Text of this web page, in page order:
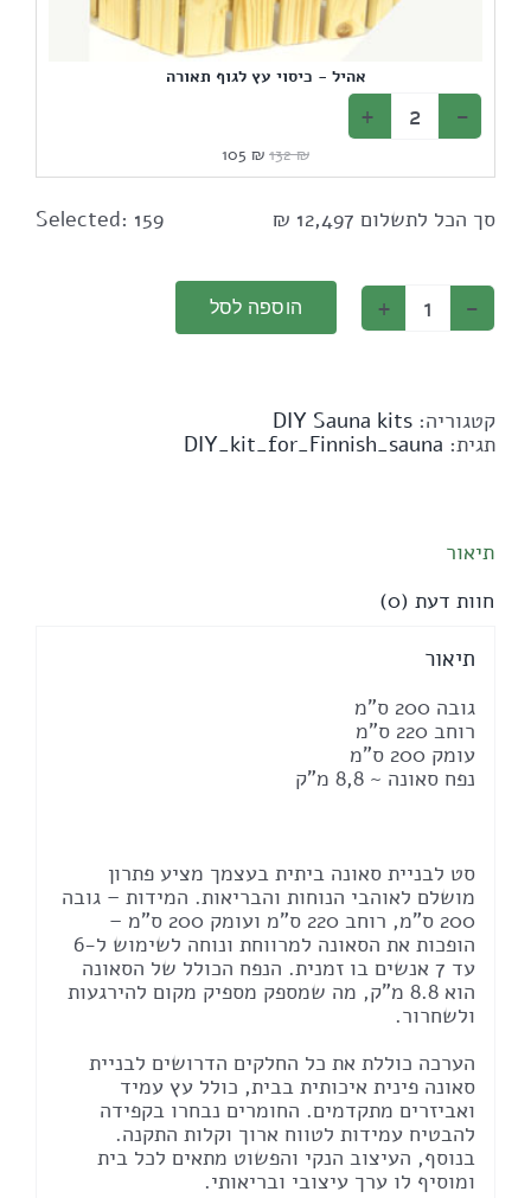
אהיל - כיסוי עץ לגוף תאורה
132₪
המחיר
המקורי
105 ₪
המחיר
הנוכחי
סך הכל לתשלום 12,497
₪
Selected: 159
כמות
ואביזרים
לבנייה
סאונות
רוחב
ס"מ
200
ס"מ
נפח
סאונה
~
/
קיט
סאונה
ל
6-
7
אנשים
הוספה לסל
קטגוריה: DIY Sauna kits
תגית: DIY_kit_for_Finnish_sauna
תיאור
חוות דעת (0)
תיאור
גובה 200 ס"מ
רוחב 220 ס"מ
עומק 200 ס"מ
נפח סאונה ~ 8,8 מ"ק
סט לבניית סאונה ביתית בעצמך מציע פתרון
מושלם לאוהבי הנוחות והבריאות. המידות – גובה
200 ס"מ, רוחב 220 ס"מ ועומק 200 ס"מ –
הופכות את הסאונה למרווחת ונוחה לשימוש ל-6
עד 7 אנשים בו זמנית. הנפח הכולל של הסאונה
הוא 8.8 מ"ק, מה שמספק מספיק מקום להירגעות
ולשחרור.
הערכה כוללת את כל החלקים הדרושים לבניית
סאונה פינית איכותית בבית, כולל עץ עמיד
ואביזרים מתקדמים. החומרים נבחרו בקפידה
להבטיח עמידות לטווח ארוך וקלות התקנה.
בנוסף, העיצוב הנקי והפשוט מתאים לכל בית
ומוסיף לו ערך עיצובי ובריאותי.